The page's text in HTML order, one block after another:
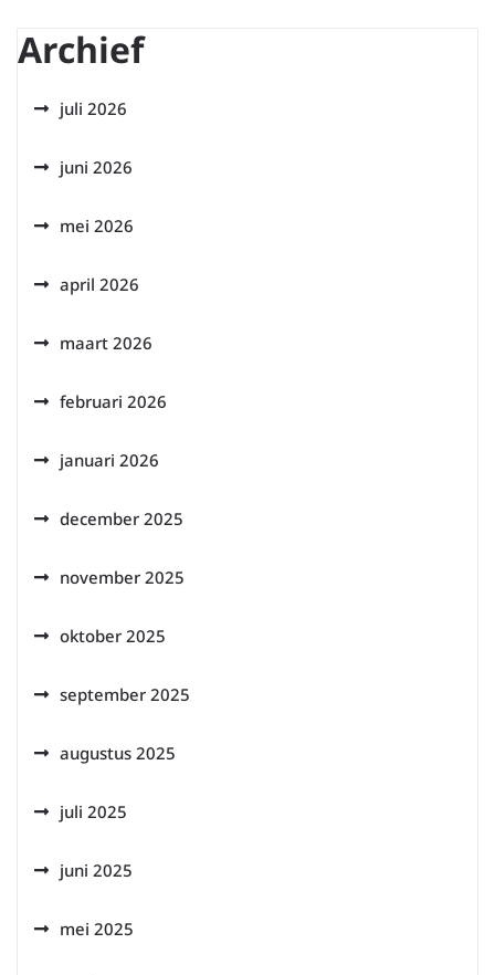
Archief
juli 2026
juni 2026
mei 2026
april 2026
maart 2026
februari 2026
januari 2026
december 2025
november 2025
oktober 2025
september 2025
augustus 2025
juli 2025
juni 2025
mei 2025